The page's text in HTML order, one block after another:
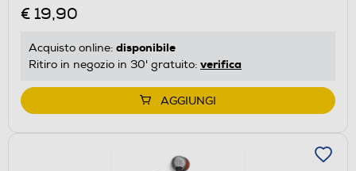
€ 19,90
Acquisto online: disponibile
Ritiro in negozio in 30' gratuito: verifica
AGGIUNGI